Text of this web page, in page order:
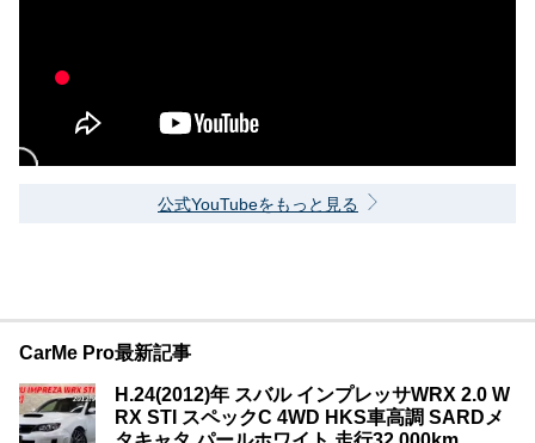
公式YouTubeをもっと見る
CarMe Pro最新記事
H.24(2012)年 スバル インプレッサWRX 2.0 W
RX STI スペックC 4WD HKS車高調 SARDメ